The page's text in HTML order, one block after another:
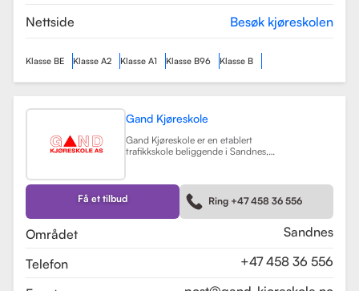
Nettside Besøk kjøreskolen
Klasse BE Klasse A2 Klasse A1 Klasse B96 Klasse B
Gand Kjøreskole
Gand Kjøreskole er en etablert
trafikkskole beliggende i Sandnes,
kjøretøyklasser. Skolen har
spesialisert seg på opplæring for
personbiler, både med manuell og
automatgir, samt motorsykler (klasse
Få et tilbud Ring +47 458 36 556
Området
Sandnes
Telefon
+47 458 36 556